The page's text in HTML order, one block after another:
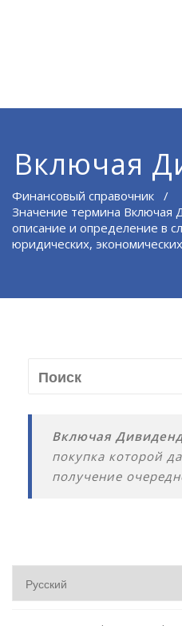
Включая
Финансовый справочник /
Значение термина Включая
описание и определение в
юридических,
Включая
покупка которой
получение